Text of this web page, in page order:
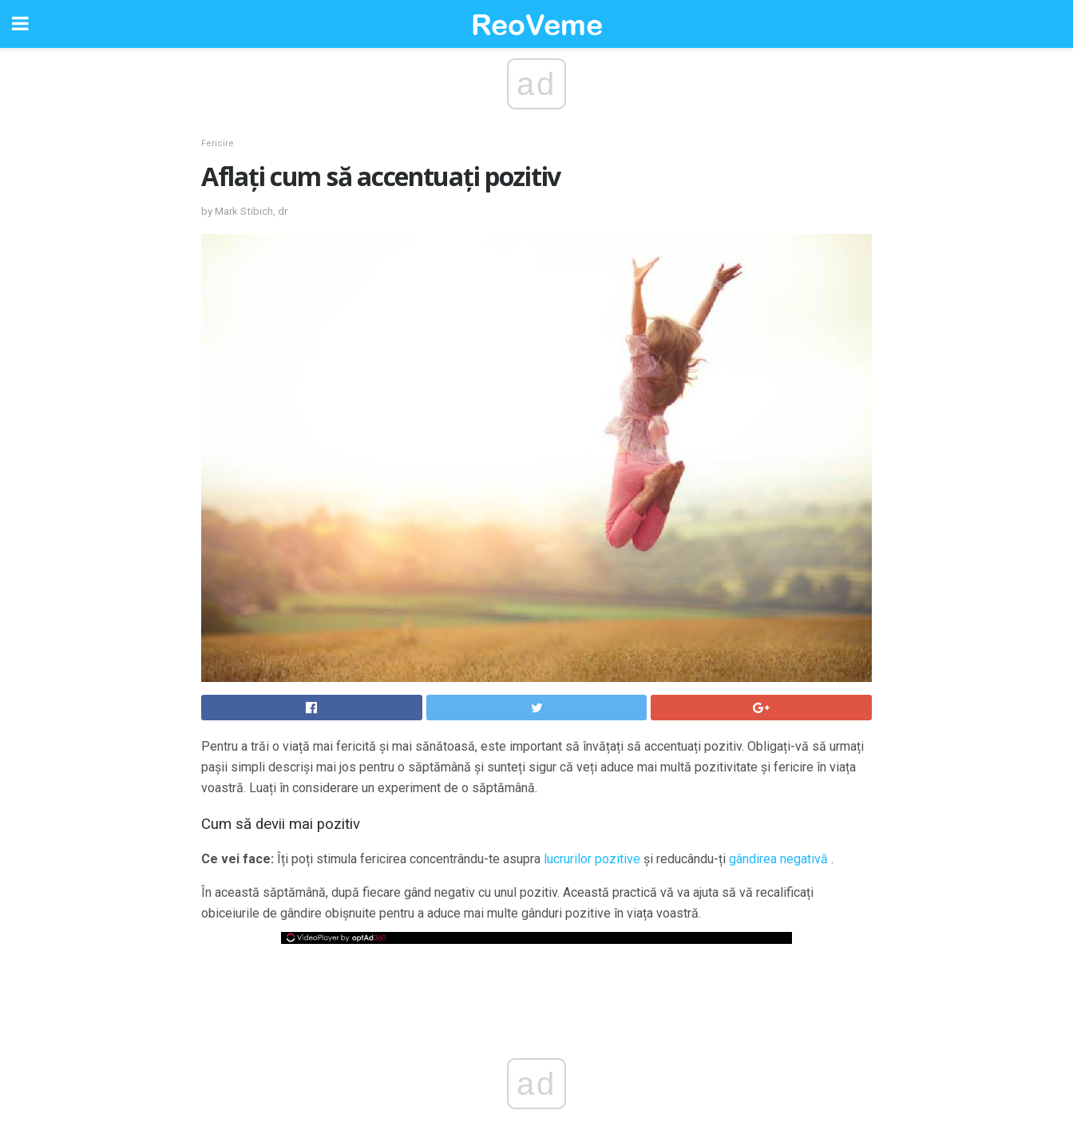
ad
Fericire
Aflați cum să accentuați pozitiv
by Mark Stibich, dr
Pentru a trăi o viață mai fericită și mai sănătoasă, este important să învățați să accentuați pozitiv. Obligați-vă să urmați
pașii simpli descriși mai jos pentru o săptămână și sunteți sigur că veți aduce mai multă pozitivitate și fericire în viața
voastră. Luați în considerare un experiment de o săptămână.
Cum să devii mai pozitiv
Ce vei face: Îți poți stimula fericirea concentrându-te asupra lucrurilor pozitive și reducându-ți gândirea negativă .
În această săptămână, după fiecare gând negativ cu unul pozitiv. Această practică vă va ajuta să vă recalificați
obiceiurile de gândire obișnuite pentru a aduce mai multe gânduri pozitive în viața voastră.
ad